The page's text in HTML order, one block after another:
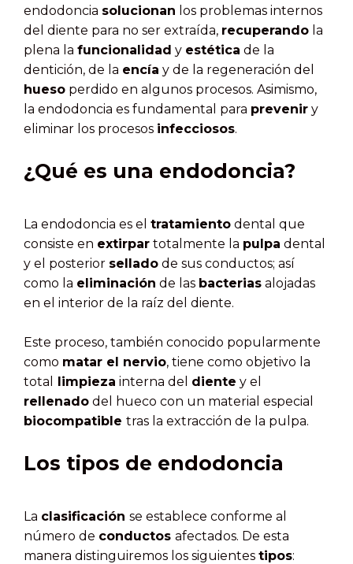
endodoncia solucionan los problemas internos
del diente para no ser extraída, recuperando la
plena la funcionalidad y estética de la
dentición, de la encía y de la regeneración del
hueso perdido en algunos procesos. Asimismo,
la endodoncia es fundamental para prevenir y
eliminar los procesos infecciosos.
¿Qué es una endodoncia?
La endodoncia es el tratamiento dental que
consiste en extirpar totalmente la pulpa dental
y el posterior sellado de sus conductos; así
como la eliminación de las bacterias alojadas
en el interior de la raíz del diente.
Este proceso, también conocido popularmente
como matar el nervio, tiene como objetivo la
total
limpieza interna del diente y el
rellenado del hueco con un material especial
biocompatible tras la extracción de la pulpa.
Los tipos de endodoncia
La clasificación se establece conforme al
número de conductos afectados. De esta
manera distinguiremos los siguientes tipos: